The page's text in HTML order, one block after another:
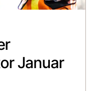
Januar